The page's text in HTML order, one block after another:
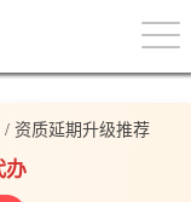
资质延期升级推荐
办